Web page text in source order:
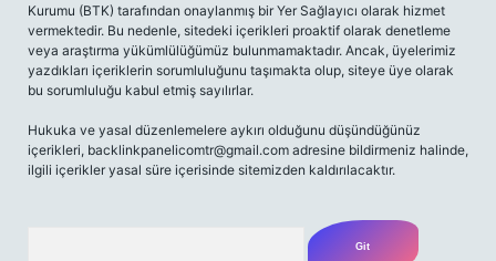
Kurumu (BTK) tarafından onaylanmış bir Yer Sağlayıcı olarak hizmet
vermektedir. Bu nedenle, sitedeki içerikleri proaktif olarak denetleme
veya araştırma yükümlülüğümüz bulunmamaktadır. Ancak, üyelerimiz
yazdıkları içeriklerin sorumluluğunu taşımakta olup, siteye üye olarak
bu sorumluluğu kabul etmiş sayılırlar.
Hukuka ve yasal düzenlemelere aykırı olduğunu düşündüğünüz
içerikleri, backlinkpanelicomtr@gmail.com adresine bildirmeniz halinde,
ilgili içerikler yasal süre içerisinde sitemizden kaldırılacaktır.